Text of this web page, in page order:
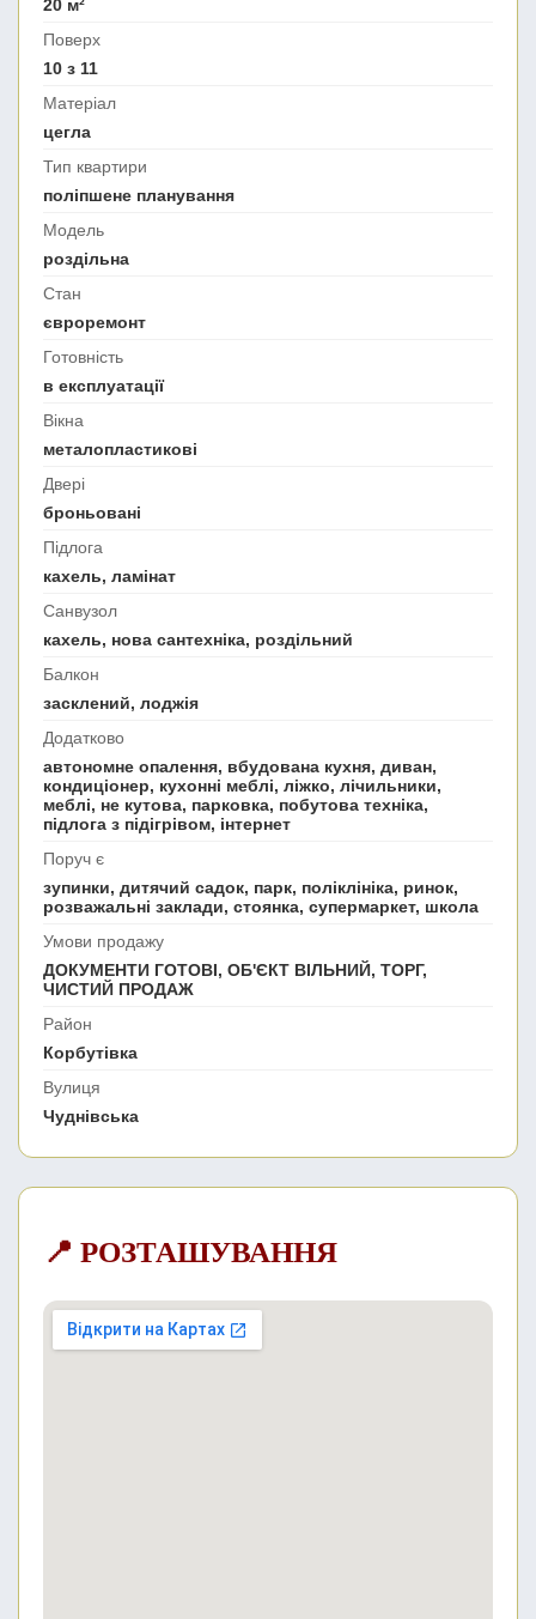
20 м²
Поверх
10 з 11
Матеріал
цегла
Тип квартири
поліпшене планування
Модель
роздільна
Стан
євроремонт
Готовність
в експлуатації
Вікна
металопластикові
Двері
броньовані
Підлога
кахель, ламінат
Санвузол
кахель, нова сантехніка, роздільний
Балкон
засклений, лоджія
Додатково
автономне опалення, вбудована кухня, диван,
кондиціонер, кухонні меблі, ліжко, лічильники,
меблі, не кутова, парковка, побутова техніка,
підлога з підігрівом, інтернет
Поруч є
зупинки, дитячий садок, парк, поліклініка, ринок,
розважальні заклади, стоянка, супермаркет, школа
Умови продажу
ДОКУМЕНТИ ГОТОВІ, ОБ'ЄКТ ВІЛЬНИЙ, ТОРГ,
ЧИСТИЙ ПРОДАЖ
Район
Корбутівка
Вулиця
Чуднівська
📍 РОЗТАШУВАННЯ